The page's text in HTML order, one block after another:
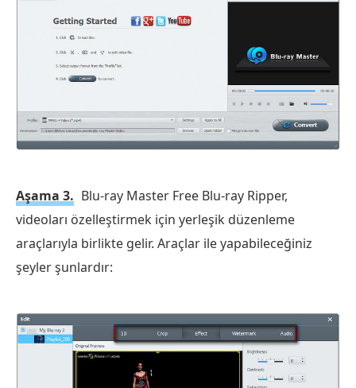
Aşama 3. Blu-ray Master Free Blu-ray Ripper,
videoları özelleştirmek için yerleşik düzenleme
araçlarıyla birlikte gelir. Araçlar ile yapabileceğiniz
şeyler şunlardır: